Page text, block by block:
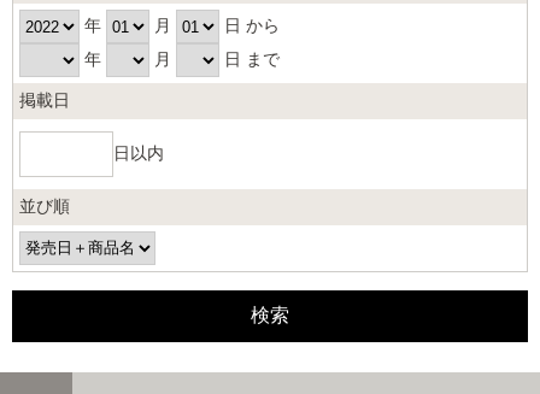
年 月
日 から
年
月 日 まで
掲載日
日以内
並び順